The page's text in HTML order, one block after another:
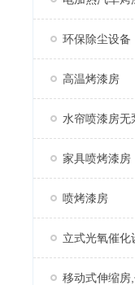
环保除尘设备
高温烤漆房
水帘喷漆房无
家具喷烤漆房
喷烤漆房
立式光氧催化
移动式伸缩房